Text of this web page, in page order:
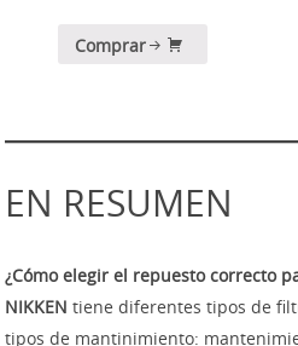
Comprar
EN RESUMEN
¿Cómo elegir el repuesto correcto
NIKKEN tiene diferentes tipos de
tipos de mantinimiento: